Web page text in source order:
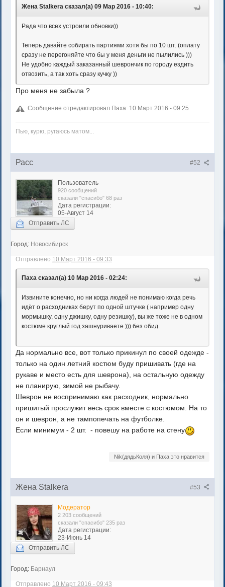
Жена Stalkera сказал(а) 09 Мар 2016 - 10:40:
Рада что всех устроили обновки))
Теперь давайте собирать партиями хотя бы по 10 шт. (оплату
сразу не перегоняйте что бы у меня деньги не пылились )))
Не удобно каждый заказанный шеврончик по городу ездить
отвозить, а так хоть сразу кучку ))
Про меня не забыла ?
Сообщение отредактировал Паха: 10 Март 2016 - 09:25
Пью, курю, ругаюсь матом...
#52
Расс
Пользователь
920 сообщений
сказали "спасибо" 68 раз
Дата регистрации:
05-Август 14
Отправить ЛС
Город: Новосибирск
Отправлено 10 Март 2016 - 09:33
Паха сказал(а) 10 Мар 2016 - 02:24:
Извините конечно, но ни когда людей не понимаю когда речь
идёт о расходниках берут по одной штучке ( например одну
мормышку, одну джишку, одну резишку), вы же тоже не в одном
костюме круглый год зашнуриваете ))) без обид.
Да нормально все, вот только прикинул по своей одежде -
только на один летний костюм буду пришивать (где на
рукаве и место есть для шеврона), на остальную одежду
не планирую, зимой не рыбачу.
Шеврон не воспринимаю как расходник, нормально
пришитый прослужит весь срок вместе с костюмом. На то
он и шеврон, а не тампопечать на футболке.
Если минимум - 2 шт. - повешу на работе на стену
Nik(дядьКоля) и Паха это нравится
#53
Жена Stalkera
Модератор
2 203 сообщений
сказали "спасибо" 235 раз
Дата регистрации:
23-Июнь 14
Отправить ЛС
Город: Барнаул
Отправлено 10 Март 2016 - 09:43